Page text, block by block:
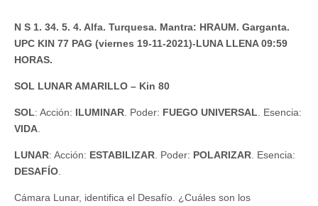
N S 1. 34. 5. 4. Alfa. Turquesa. Mantra: HRAUM. Garganta.
UPC KIN 77 PAG (viernes 19-11-2021)-LUNA LLENA 09:59
HORAS.
SOL LUNAR AMARILLO – Kin 80
SOL: Acción: ILUMINAR. Poder: FUEGO UNIVERSAL. Esencia:
VIDA.
LUNAR: Acción: ESTABILIZAR. Poder: POLARIZAR. Esencia:
DESAFÍO.
Cámara Lunar, identifica el Desafío. ¿Cuáles son los